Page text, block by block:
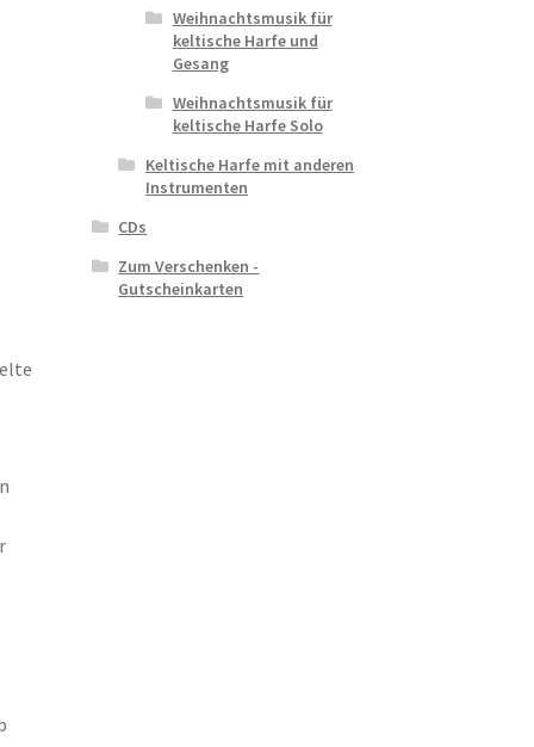
Weihnachtsmusik für
keltische Harfe und
Gesang
Weihnachtsmusik für
keltische Harfe Solo
Keltische Harfe mit anderen
Instrumenten
CDs
Zum Verschenken -
Gutscheinkarten